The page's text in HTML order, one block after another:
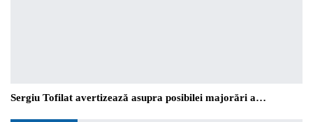
Sergiu Tofilat avertizează asupra posibilei majorări a…